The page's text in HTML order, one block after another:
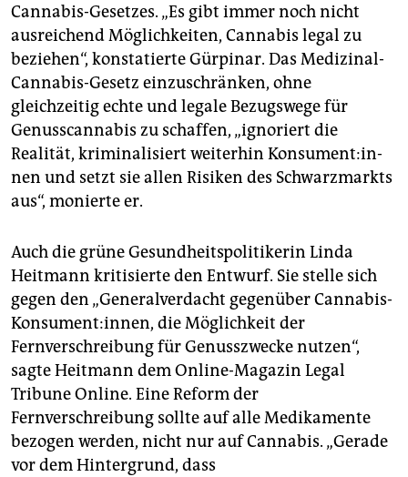
Cannabis-Gesetzes. „Es gibt immer noch nicht
ausreichend Möglichkeiten, Cannabis legal zu
beziehen“, konstatierte Gürpinar. Das Medizinal-
Cannabis-Gesetz einzuschränken, ohne
gleichzeitig echte und legale Bezugswege für
Genusscannabis zu schaffen, „ignoriert die
Realität, kriminalisiert weiterhin Kon­su­men­t:in­
nen und setzt sie allen Risiken des Schwarzmarkts
aus“, monierte er.
Auch die grüne Gesundheitspolitikerin Linda
Heitmann kritisierte den Entwurf. Sie stelle sich
gegen den „Generalverdacht gegenüber Cannabis-
Konsument:innen, die Möglichkeit der
Fernverschreibung für Genusszwecke nutzen“,
sagte Heitmann dem Online-Magazin Legal
Tribune Online. Eine Reform der
Fernverschreibung sollte auf alle Medikamente
bezogen werden, nicht nur auf Cannabis. „Gerade
vor dem Hintergrund, dass